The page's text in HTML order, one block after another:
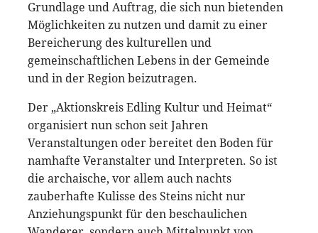
Grundlage und Auftrag, die sich nun bietenden
Möglichkeiten zu nutzen und damit zu einer
Bereicherung des kulturellen und
gemeinschaftlichen Lebens in der Gemeinde
und in der Region beizutragen.
Der „Aktionskreis Edling Kultur und Heimat“
organisiert nun schon seit Jahren
Veranstaltungen oder bereitet den Boden für
namhafte Veranstalter und Interpreten. So ist
die archaische, vor allem auch nachts
zauberhafte Kulisse des Steins nicht nur
Anziehungspunkt für den beschaulichen